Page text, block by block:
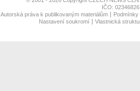
IČO:
Autorská práva k publikovaným materiálům
Nastavení soukromí
Vlastnická